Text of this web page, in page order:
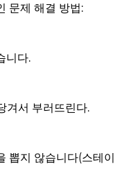
문제 해결 방법:
니다.
겨서 부러뜨린다.
뽑지 않습니다(스테이